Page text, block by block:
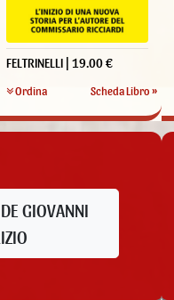
FELTRINELLI | 19.00 €
Ordina Scheda Libro »
GIOVANNI